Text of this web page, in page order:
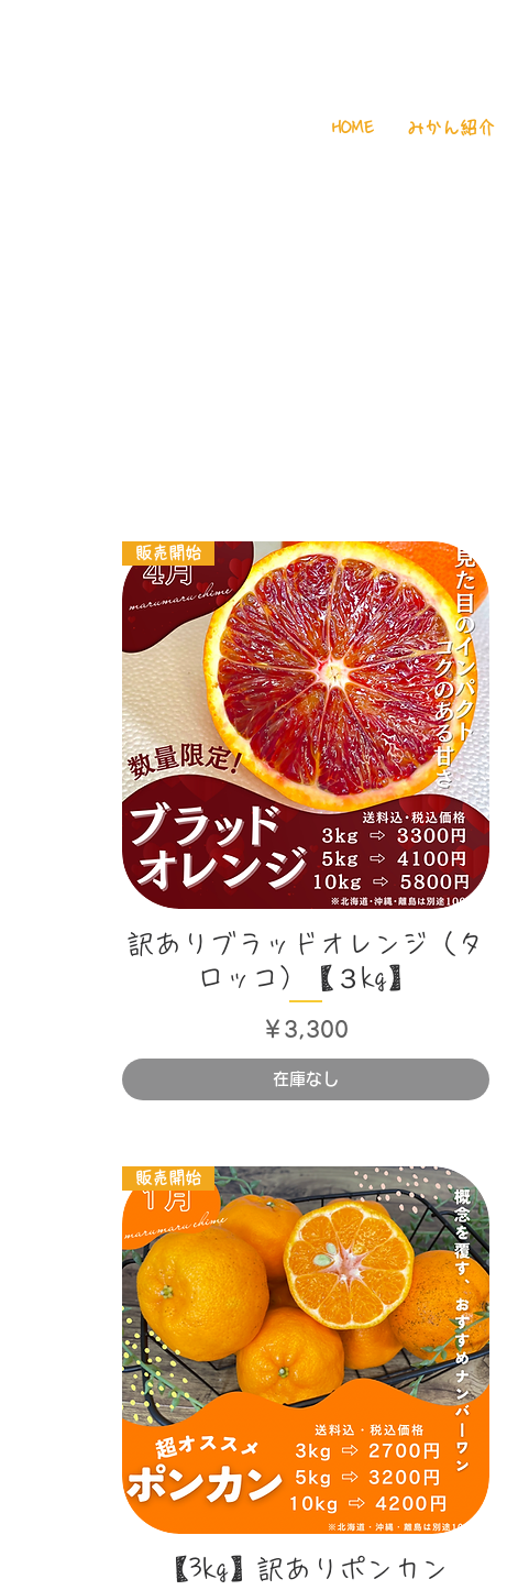
HOME みかん紹介
クイックビュー
販売開始
訳ありブラッドオレンジ（タ
ロッコ）【３kg】
価格
￥3,300
在庫なし
クイックビュー
販売開始
【3kg】訳ありポンカン